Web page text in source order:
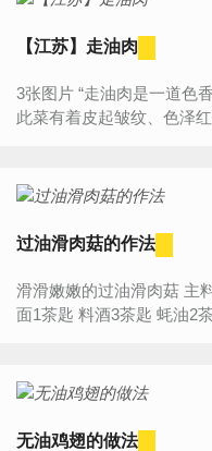
【江苏】走油肉
3张图片 “走油肉是一道色香味俱全的汉族名肴，属于浙菜系。
此菜有着皮起皱纹、色泽
过油滑肉菇的作法
滑滑嫩嫩的过油滑肉菇 主料 瘦肉150克 杏鲍菇250克 辅料 胡椒
面1茶匙 料酒3茶匙 蚝油2茶匙 豆粉4茶匙 青尖椒5根 小米辣1根
无油鸡翅的做法